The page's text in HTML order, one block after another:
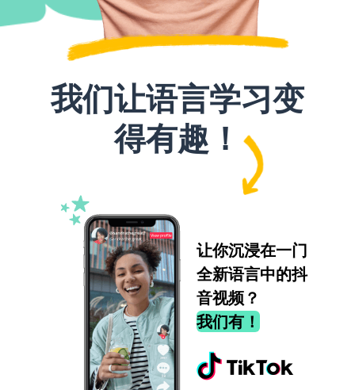
我们让语言学习变
得有趣！
让你沉浸在一门
全新语言中的抖
音视频？
我们有！